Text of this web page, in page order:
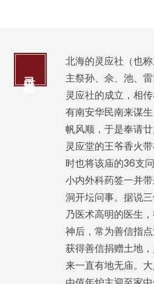
北海的灵应社（也称
主祭孙、佘、池、雷
灵应社的成立，相传
有南安华民南来谋
帆风顺，于是奉请
灵应堂的王爷香火
时也将该庙的36支
小内外科药签一并
洞开坛问事。据说
乃医术高明的医生
神后，常为善信指
获得善信捐赠土地
来一直有地无庙。